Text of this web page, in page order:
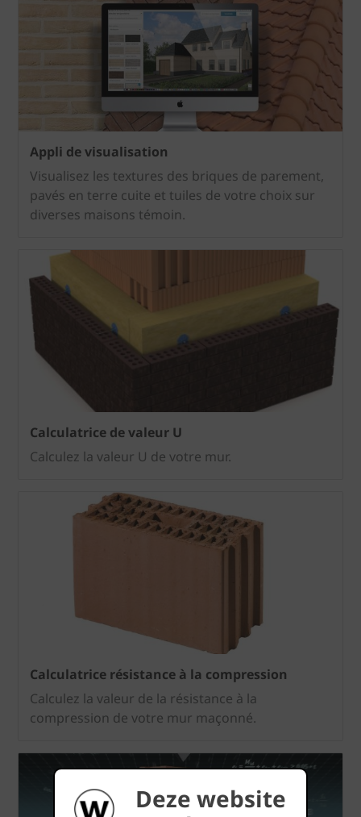
Deze website
Appli de visualisation
Visualisez les textures des briques de parement,
pavés en terre cuite et tuiles de votre choix sur
diverses maisons témoin.
Calculatrice de valeur U
Calculez la valeur U de votre mur.
Calculatrice résistance à la compression
Calculez la valeur de la résistance à la
compression de votre mur maçonné.